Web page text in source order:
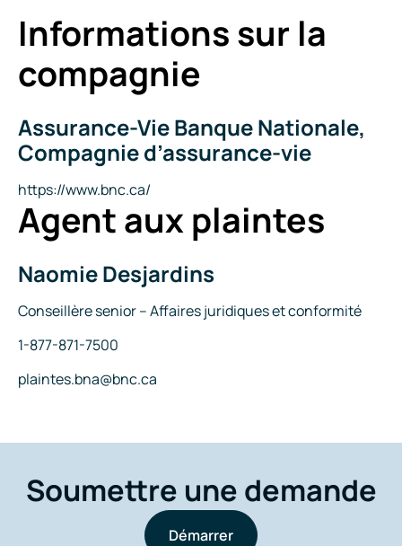
Informations sur la
compagnie
Nom
de
la
compagnie
Assurance-Vie Banque Nationale,
Compagnie d’assurance-vie
Site
Internet
https://www.bnc.ca/
Agent aux plaintes
Nom
Naomie Desjardins
Titre
Conseillère senior – Affaires juridiques et conformité
Téléphone
1-877-871-7500
Courriel
plaintes.bna@bnc.ca
Soumettre une demande
Démarrer